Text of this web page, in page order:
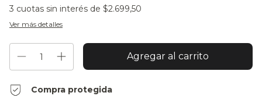
3 cuotas sin interés de $2.699,50
Ver más detalles
Compra protegida